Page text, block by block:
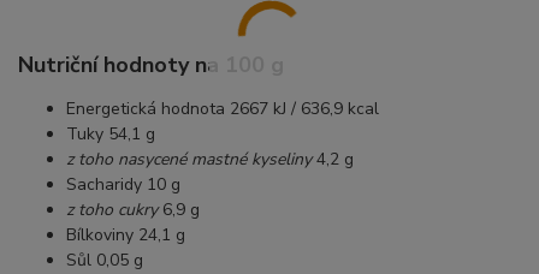
Nutriční hodnoty na 100 g
Energetická hodnota 2667 kJ / 636,9 kcal
Tuky 54,1 g
z toho nasycené mastné kyseliny4,2 g
Sacharidy 10 g
z toho cukry6,9 g
Bílkoviny 24,1 g
Sůl 0,05 g